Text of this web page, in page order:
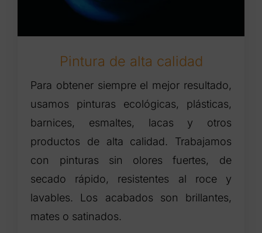
Pintura de alta calidad
Para obtener siempre el mejor resultado,
usamos pinturas ecológicas, plásticas,
barnices, esmaltes, lacas y otros
productos de alta calidad. Trabajamos
con pinturas sin olores fuertes, de
secado rápido, resistentes al roce y
lavables. Los acabados son brillantes,
mates o satinados.